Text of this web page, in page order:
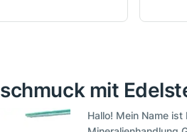
mit
Hallo! Mein Name